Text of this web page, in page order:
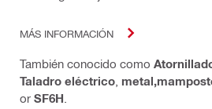
MÁS INFORMACIÓN
También conocido como
Taladro eléctrico
or SF6H